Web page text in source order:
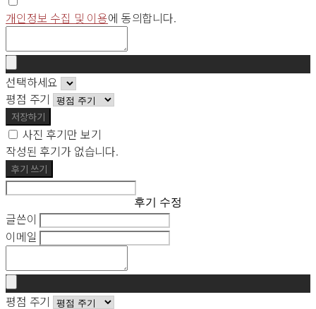
개인정보 수집 및 이용에 동의합니다.
선택하세요
평점 주기
저장하기
사진 후기만 보기
작성된 후기가 없습니다.
후기 쓰기
후기 수정
글쓴이
이메일
평점 주기